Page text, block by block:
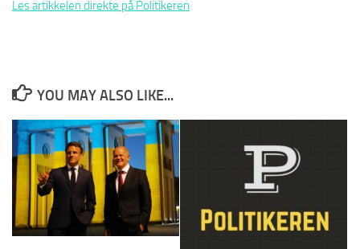
Les artikkelen direkte på Politikeren
YOU MAY ALSO LIKE...